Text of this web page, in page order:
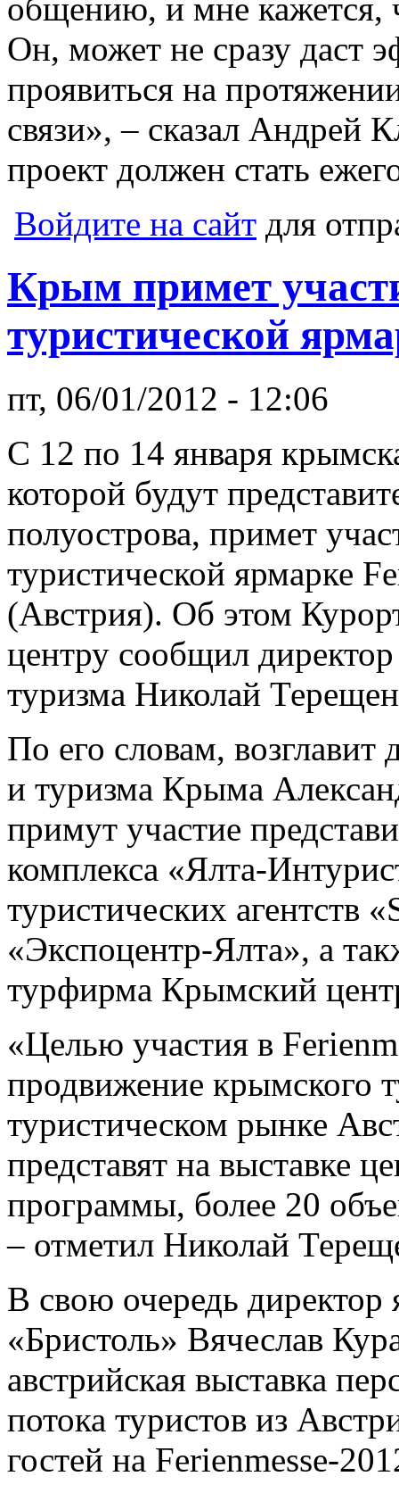
общению, и мне кажется,
Он, может не сразу даст
проявиться на
связи», – сказал Андрей
проект должен стать
Войдите на сайт для
Крым примет
туристической
пт, 06/01/2012 - 12:06
С 12 по 14 января
которой будут
полуострова, примет
туристической ярмарке
(Австрия). Об этом
центру сообщил
туризма Николай
По его словам,
и туризма Крыма
примут участие
комплекса «Ялта-
туристических агентств
«Экспоцентр-Ялта», а
турфирма Крымский
«Целью участия в
продвижение крымского
туристическом рынке
представят на выставке
программы, более 20
– отметил Николай
В свою очередь директор
«Бристоль» Вячеслав
австрийская выставка
потока туристов из
гостей на Ferienmesse-